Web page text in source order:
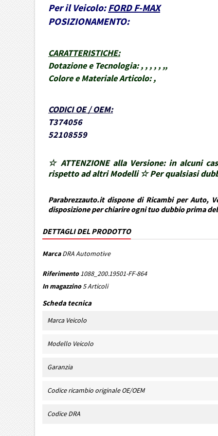
Per il Veicolo: FORD F-MAX
POSIZIONAMENTO:
CARATTERISTICHE:
Dotazione e Tecnologia: , , , , , ,,
Colore e Materiale Articolo: ,
CODICI OE / OEM:
T374056
52108559
☆ ATTENZIONE alla Versione: in alcuni
rispetto ad altri Modelli ☆ Per qualsiasi
Parabrezzauto.it dispone di Ricambi per Auto,
disposizione per chiarire ogni tuo dubbio prima
DETTAGLI DEL PRODOTTO
Marca DRA Automotive
Riferimento 1088_200.19501-FF-864
In magazzino5 Articoli
Scheda tecnica
Marca Veicolo
Modello Veicolo
Garanzia
Codice ricambio originale OE/OEM
Codice DRA